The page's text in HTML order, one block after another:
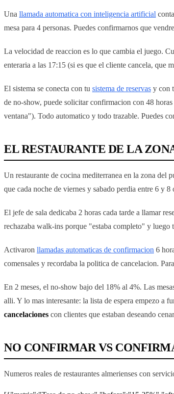
Una llamada automatica con inteligencia artificial
mesa para 4 personas. Puedes confirmarnos que
La velocidad de reaccion es lo que cambia el juego.
enteraria a las 17:15 (si es que el cliente cancela, que
El sistema se conecta con tu sistema de reservas y con
de no-show, puede solicitar confirmacion con 48
ventana"). Todo automatico y todo trazable. Puedes
EL RESTAURANTE DE LA
Un restaurante de cocina mediterranea en la zona del
que cada noche de viernes y sabado perdia entre 6 y 8
El jefe de sala dedicaba 2 horas cada tarde a llamar
rechazaba walk-ins porque "estaba completo" y luego
Activaron llamadas automaticas de confirmacion 6
comensales y recordaba la politica de cancelacion.
En 2 meses, el no-show bajo del 18% al 4%. Las
alli. Y lo mas interesante: la lista de espera empezo a
cancelaciones con clientes que estaban deseando
NO CONFIRMAR VS
Numeros reales de restaurantes almerienses con